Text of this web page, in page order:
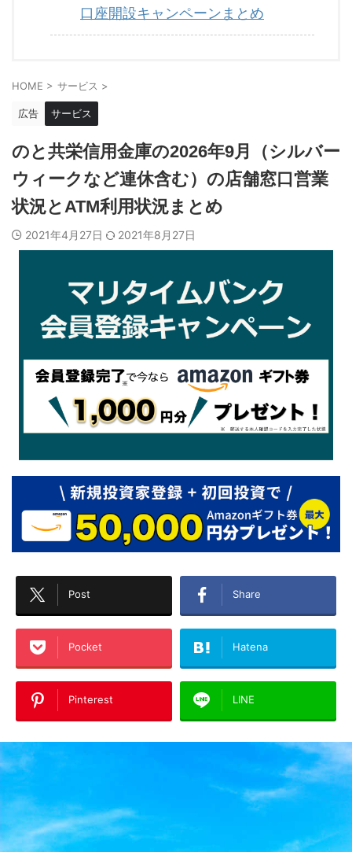
口座開設キャンペーンまとめ
HOME > サービス >
広告 サービス
のと共栄信用金庫の2026年9月（シルバー
ウィークなど連休含む）の店舗窓口営業
状況とATM利用状況まとめ
2021年4月27日 2021年8月27日
Post Share
Pocket Hatena
Pinterest LINE